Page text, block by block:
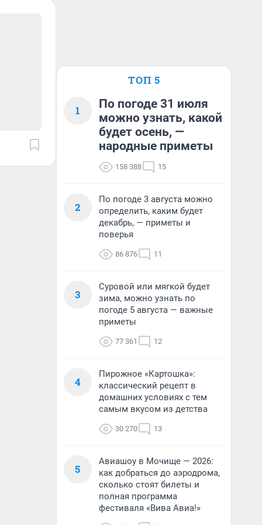
ТОП 5
1
По погоде 31 июля
можно узнать, какой
будет осень, —
народные приметы
158 388 15
2
По погоде 3 августа можно
определить, каким будет
декабрь, — приметы и
поверья
86 876 11
3
Суровой или мягкой будет
зима, можно узнать по
погоде 5 августа — важные
приметы
77 361 12
4
Пирожное «Картошка»:
классический рецепт в
домашних условиях с тем
самым вкусом из детства
30 270 13
5
Авиашоу в Мочище — 2026:
как добраться до аэродрома,
сколько стоят билеты и
полная программа
фестиваля «Вива Авиа!»